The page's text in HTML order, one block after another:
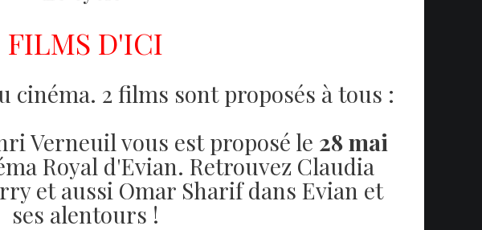
d'ici" : Le Lac (Accueil)
tiens... (Le cinéma d'hier)
(Le cinéma d'hier)
FILMS D'ICI
cinéma. 2 films sont proposés à tous :
Verneuil vous est proposé le 28 mai
Royal d'Evian. Retrouvez Claudia
et aussi Omar Sharif dans Evian et
ses alentours !